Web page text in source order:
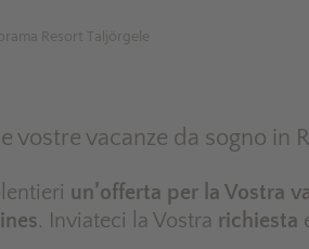
Resort Taljörgele
vostre vacanze da sogno in
un’offerta per la Vostra
. Inviateci la Vostra richiesta